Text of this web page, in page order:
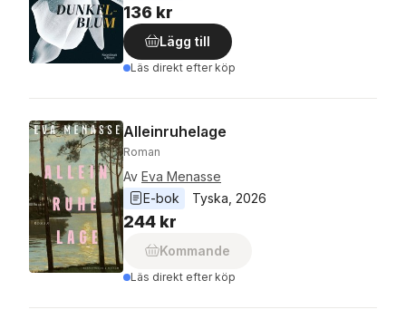
136 kr
Lägg till
Läs direkt efter köp
Alleinruhelage
Roman
Av Eva Menasse
E-bok
Tyska 2026
244 kr
Kommande
Läs direkt efter köp